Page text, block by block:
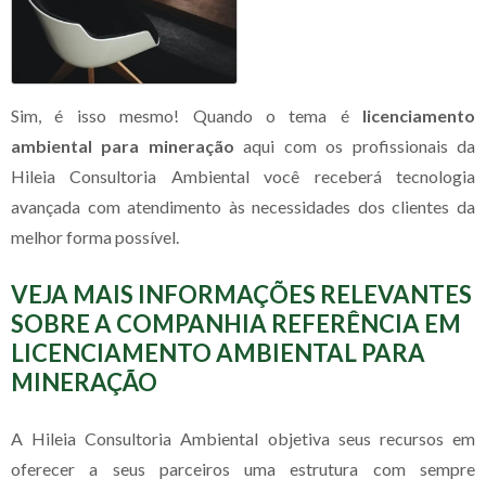
Sim, é isso mesmo! Quando o tema é licenciamento
ambiental para mineração aqui com os profissionais da
Hileia Consultoria Ambiental você receberá tecnologia
avançada com atendimento às necessidades dos clientes da
melhor forma possível.
VEJA MAIS INFORMAÇÕES RELEVANTES
SOBRE A COMPANHIA REFERÊNCIA EM
LICENCIAMENTO AMBIENTAL PARA
MINERAÇÃO
A Hileia Consultoria Ambiental objetiva seus recursos em
oferecer a seus parceiros uma estrutura com sempre